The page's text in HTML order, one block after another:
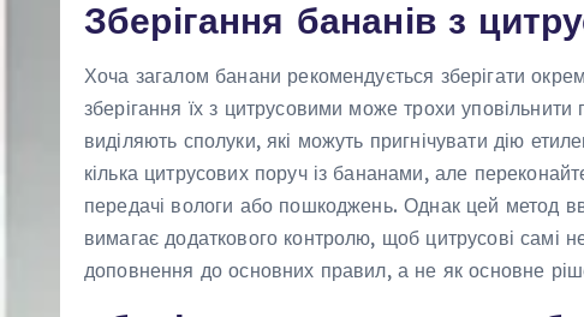
Зберігання бананів з
Хоча загалом банани рекомендується зберігати
зберігання їх з цитрусовими може трохи
виділяють сполуки, які можуть пригнічувати дію
кілька цитрусових поруч із бананами, але
передачі вологи або пошкоджень. Однак цей метод
вимагає додаткового контролю, щоб цитрусові самі
доповнення до основних правил, а не як основне